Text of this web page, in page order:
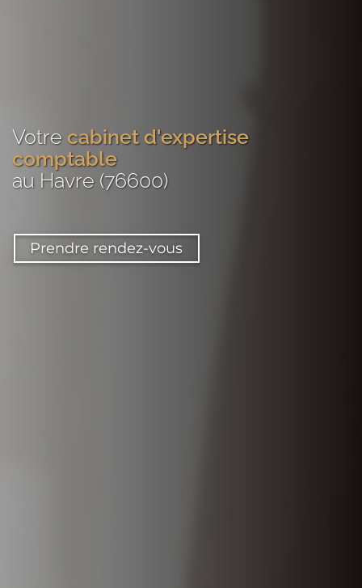
Votre cabinet d'expertise
comptable
au Havre (76600)
Prendre rendez-vous